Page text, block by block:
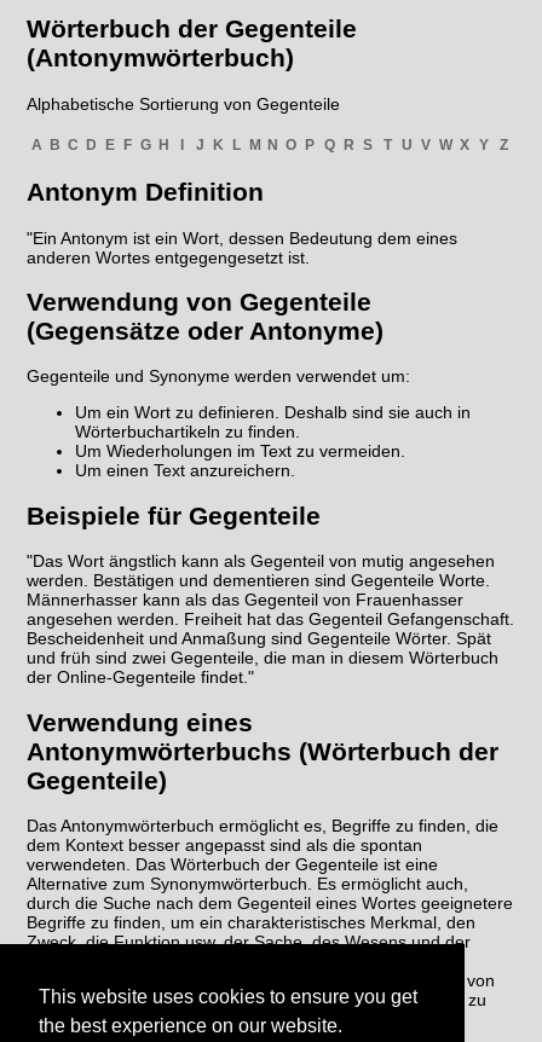
This website uses cookies to ensure you get
the best experience on our website.
Wörterbuch der Gegenteile
(Antonymwörterbuch)
Alphabetische Sortierung von Gegenteile
A B C D E F G H I J K L M N O P Q R S T U V W X Y Z
Antonym Definition
"Ein Antonym ist ein Wort, dessen Bedeutung dem eines
anderen Wortes entgegengesetzt ist.
Verwendung von Gegenteile
(Gegensätze oder Antonyme)
Gegenteile und Synonyme werden verwendet um:
Um ein Wort zu definieren. Deshalb sind sie auch in
Wörterbuchartikeln zu finden.
Um Wiederholungen im Text zu vermeiden.
Um einen Text anzureichern.
Beispiele für Gegenteile
"Das Wort ängstlich kann als Gegenteil von mutig angesehen
werden. Bestätigen und dementieren sind Gegenteile Worte.
Männerhasser kann als das Gegenteil von Frauenhasser
angesehen werden. Freiheit hat das Gegenteil Gefangenschaft.
Bescheidenheit und Anmaßung sind Gegenteile Wörter. Spät
und früh sind zwei Gegenteile, die man in diesem Wörterbuch
der Online-Gegenteile findet."
Verwendung eines
Antonymwörterbuchs (Wörterbuch der
Gegenteile)
Das Antonymwörterbuch ermöglicht es, Begriffe zu finden, die
dem Kontext besser angepasst sind als die spontan
verwendeten. Das Wörterbuch der Gegenteile ist eine
Alternative zum Synonymwörterbuch. Es ermöglicht auch,
durch die Suche nach dem Gegenteil eines Wortes geeignetere
Begriffe zu finden, um ein charakteristisches Merkmal, den
Zweck, die Funktion usw. der Sache, des Wesens und der
Wörterbuch ermöglicht es schließlich, eine Wiederholung von
Wörtern im selben Text zu vermeiden, um den Schreibstil zu
verbessern.